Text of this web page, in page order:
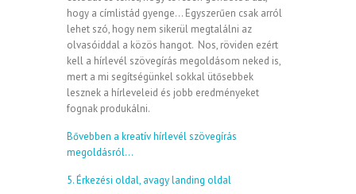
hogy a címlistád gyenge… Egyszerűen csak arról
lehet szó, hogy nem sikerül megtalálni az
olvasóiddal a közös hangot. Nos, röviden ezért
kell a hírlevél szövegírás megoldásom neked is,
mert a mi segítségünkel sokkal ütősebbek
lesznek a hírleveleid és jobb eredményeket
fognak produkálni.
Bővebben a kreatív hírlevél szövegírás
megoldásról…
5. Érkezési oldal, avagy landing oldal